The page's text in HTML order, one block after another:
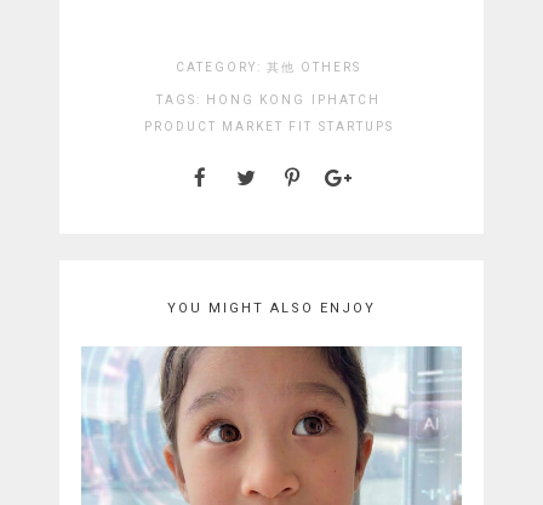
CATEGORY: 其他 OTHERS
TAGS: HONG KONG
IPHATCH
PRODUCT MARKET FIT
STARTUPS
YOU MIGHT ALSO ENJOY